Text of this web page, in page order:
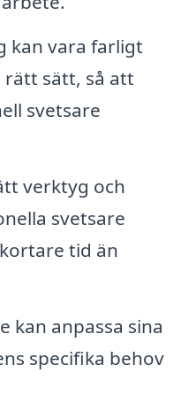
kan vara farligt
rätt sätt, så att
svetsare
verktyg och
svetsare
tid än
kan anpassa sina
specifika behov